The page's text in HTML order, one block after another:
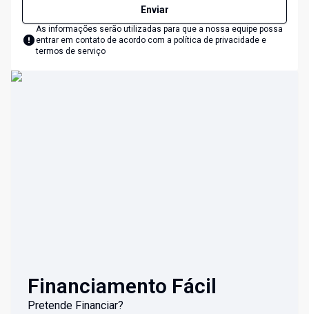
Enviar
As informações serão utilizadas para que a nossa equipe possa
entrar em contato de acordo com a política de privacidade e
termos de serviço
Financiamento Fácil
Pretende Financiar?